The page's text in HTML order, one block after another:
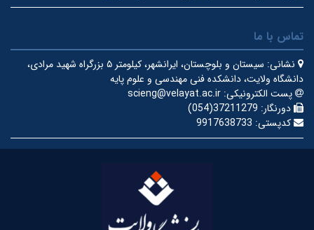
تماس با ما
نشانی:
سیستان و بلوچستان، ایرانشهر، کیلومتر ۵ بزرگراه شهید مرادی،
دانشگاه ولایت، دانشکده فنی مهندسی و علوم پایه
پست الکترونیکی: scieng@velayat.ac.ir
دورنگار: 37211279(054)
کدپستی: 9917638733